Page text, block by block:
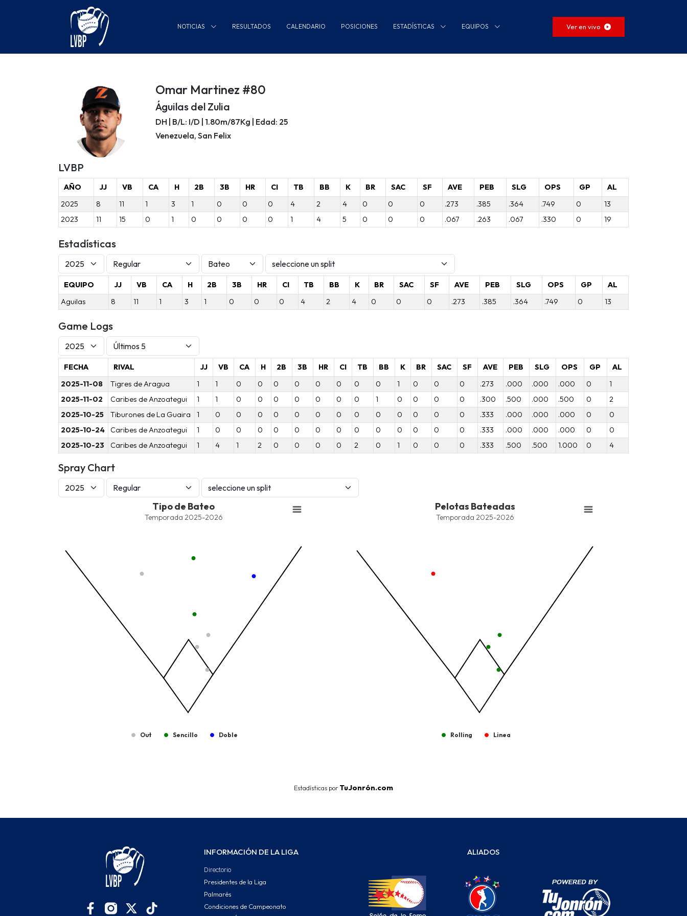
NOTICIAS RESULTADOS CALENDARIO POSICIONES ESTADÍSTICAS EQUIPOS Ver en vivo
Omar Martinez #80
Águilas del Zulia
DH | B/L: I/D | 1.80m/87Kg | Edad: 25
Venezuela, San Felix
LVBP
AÑO JJ VB CA H 2B 3B HR CI TB BB K BR SAC SF AVE PEB SLG OPS GP
AL
2025
8 11 1 3 1 0 0 0 4 2 4 0 0 0 .273 .385 .364 .749 0
13
2023
11 15 0 1 0 0 0 0 1 4 5 0 0 0 .067 .263 .067 .330 0 19
Estadísticas
EQUIPO JJ VB CA H 2B 3B HR CI TB BB K BR SAC SF AVE PEB SLG OPS GP
AL
Aguilas
8 11 1 3 1 0 0 0 4 2 4 0 0 0 .273 .385 .364 .749 0 13
Game Logs
FECHA RIVAL JJ VB CA H 2B 3B HR CI TB BB K BR SAC SF AVE PEB SLG OPS GP
AL
2025-11-08
Tigres de Aragua 1 1 0 0 0 0 0 0 0 0 1 0 0 0 .273 .000 .000 .000 0
1
2025-11-02
Caribes de Anzoategui 1 1 0 0 0 0 0 0 0 1 0 0 0 0 .300 .500 .000 .500 0
2
2025-10-25
Tiburones de La Guaira 1 0 0 0 0 0 0 0 0 0 0 0 0 0 .333 .000 .000 .000 0
0
2025-10-24
Caribes de Anzoategui 1 0 0 0 0 0 0 0 0 0 0 0 0 0 .333 .000 .000 .000 0
0
2025-10-23
Caribes de Anzoategui 1 4 1 2 0 0 0 0 2 0 1 0 0 0 .333 .500 .500 1.000 0 4
Spray Chart
Combination chart with 7 data series.
The chart has 1 X axis displaying values. Data ranges from -2.45 to 245.
The chart has 1 Y axis displaying values. Data ranges from -206.84 to -85.
Tipo de Bateo
Temporada 2025-2026
Out Sencillo Doble
Combination chart with 6 data series.
The chart has 1 X axis displaying values. Data ranges from -2.45 to 245.
The chart has 1 Y axis displaying values. Data ranges from -206.84 to -85.
Pelotas Bateadas
Temporada 2025-2026
Rolling Linea
Estadísticas por TuJonrón.com
INFORMACIÓN DE LA LIGA
Directorio
Presidentes de la Liga
Palmarés
Condiciones de Campeonato
ALIADOS